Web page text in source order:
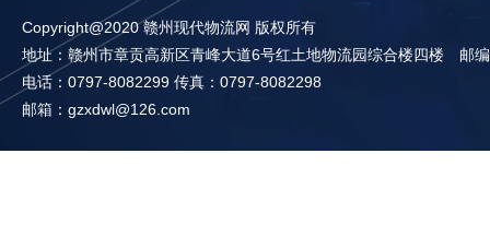
Copyright@2020 赣州现代物流网 版权所有
地址：赣州市章贡高新区青峰大道6号红土地物流园综合楼四楼 邮
电话：0797-8082299 传真：0797-8082298
邮箱：gzxdwl@126.com